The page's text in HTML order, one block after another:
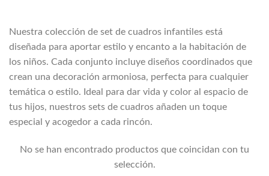
Nuestra colección de set de cuadros infantiles está
diseñada para aportar estilo y encanto a la habitación de
los niños. Cada conjunto incluye diseños coordinados que
crean una decoración armoniosa, perfecta para cualquier
temática o estilo. Ideal para dar vida y color al espacio de
tus hijos, nuestros sets de cuadros añaden un toque
especial y acogedor a cada rincón.
No se han encontrado productos que coincidan con tu
selección.